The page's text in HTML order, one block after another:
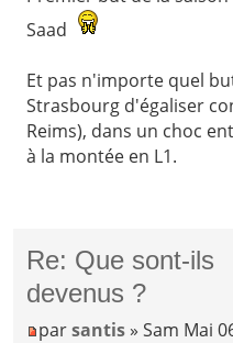
Saad
Et pas n'importe quel
Strasbourg d'égaliser
Reims), dans un choc
à la montée en L1.
Re: Que sont-ils
devenus ?
parsantis » Sam Mai